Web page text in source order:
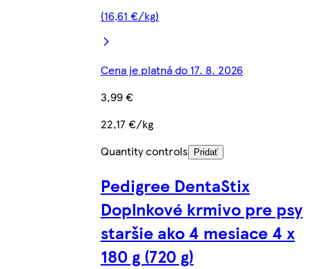
(16,61 €/kg)
Cena je platná do 17. 8. 2026
3,99 €
22,17 €/kg
Quantity controls
Pridať
Pedigree DentaStix
Doplnkové krmivo pre psy
staršie ako 4 mesiace 4 x
180 g (720 g)